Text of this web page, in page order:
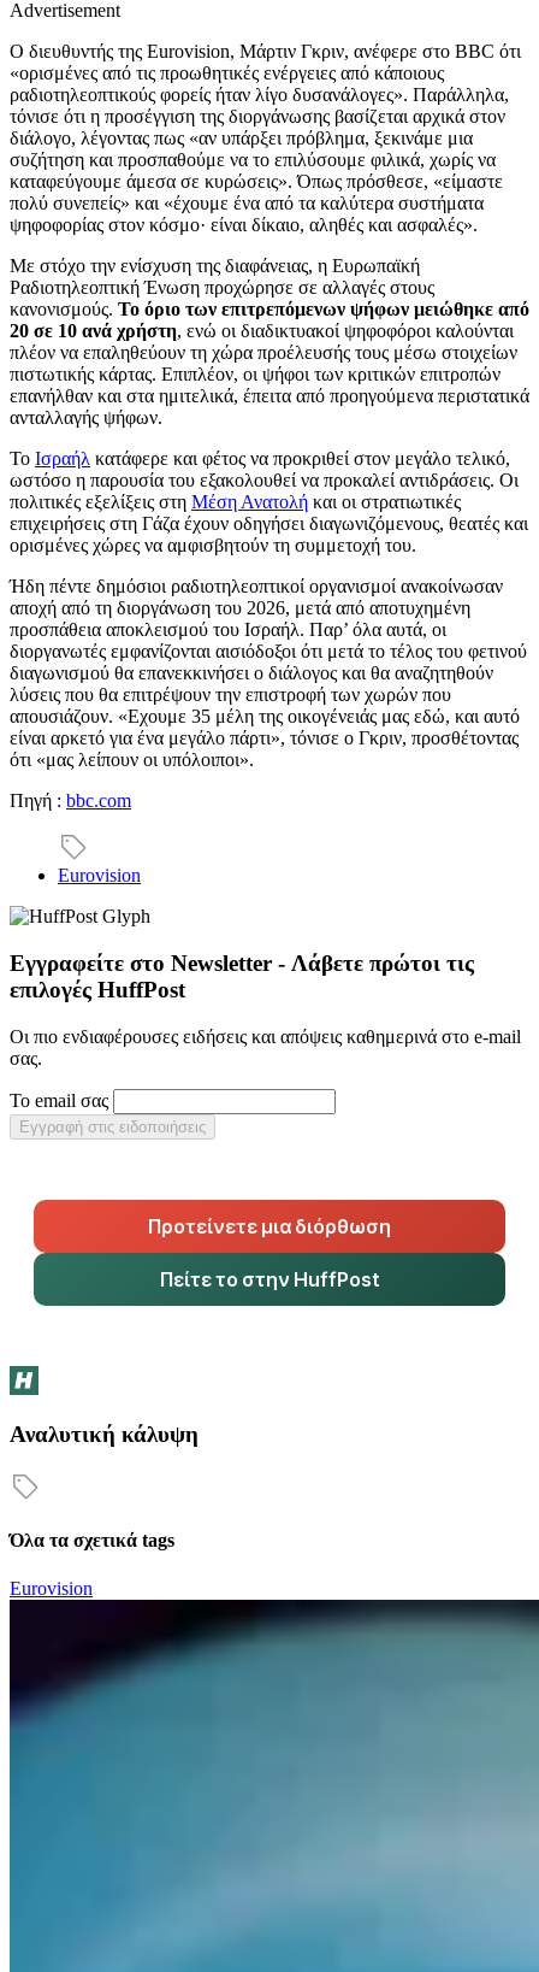
Advertisement
Ο διευθυντής της Eurovision, Μάρτιν Γκριν, ανέφερε στο BBC ότι
«ορισμένες από τις προωθητικές ενέργειες από κάποιους
ραδιοτηλεοπτικούς φορείς ήταν λίγο δυσανάλογες». Παράλληλα,
τόνισε ότι η προσέγγιση της διοργάνωσης βασίζεται αρχικά στον
διάλογο, λέγοντας πως «αν υπάρξει πρόβλημα, ξεκινάμε μια
συζήτηση και προσπαθούμε να το επιλύσουμε φιλικά, χωρίς να
καταφεύγουμε άμεσα σε κυρώσεις». Όπως πρόσθεσε, «είμαστε
πολύ συνεπείς» και «έχουμε ένα από τα καλύτερα συστήματα
ψηφοφορίας στον κόσμο· είναι δίκαιο, αληθές και ασφαλές».
Με στόχο την ενίσχυση της διαφάνειας, η Ευρωπαϊκή
Ραδιοτηλεοπτική Ένωση προχώρησε σε αλλαγές στους
κανονισμούς. Το όριο των επιτρεπόμενων ψήφων μειώθηκε από
20 σε 10 ανά χρήστη, ενώ οι διαδικτυακοί ψηφοφόροι καλούνται
πλέον να επαληθεύουν τη χώρα προέλευσής τους μέσω στοιχείων
πιστωτικής κάρτας. Επιπλέον, οι ψήφοι των κριτικών επιτροπών
επανήλθαν και στα ημιτελικά, έπειτα από προηγούμενα περιστατικά
ανταλλαγής ψήφων.
Το Ισραήλ κατάφερε και φέτος να προκριθεί στον μεγάλο τελικό,
ωστόσο η παρουσία του εξακολουθεί να προκαλεί αντιδράσεις. Οι
πολιτικές εξελίξεις στη Μέση Ανατολή και οι στρατιωτικές
επιχειρήσεις στη Γάζα έχουν οδηγήσει διαγωνιζόμενους, θεατές και
ορισμένες χώρες να αμφισβητούν τη συμμετοχή του.
Ήδη πέντε δημόσιοι ραδιοτηλεοπτικοί οργανισμοί ανακοίνωσαν
αποχή από τη διοργάνωση του 2026, μετά από αποτυχημένη
προσπάθεια αποκλεισμού του Ισραήλ. Παρ’ όλα αυτά, οι
διοργανωτές εμφανίζονται αισιόδοξοι ότι μετά το τέλος του φετινού
διαγωνισμού θα επανεκκινήσει ο διάλογος και θα αναζητηθούν
λύσεις που θα επιτρέψουν την επιστροφή των χωρών που
απουσιάζουν. «Εχουμε 35 μέλη της οικογένειάς μας εδώ, και αυτό
είναι αρκετό για ένα μεγάλο πάρτι», τόνισε ο Γκριν, προσθέτοντας
ότι «μας λείπουν οι υπόλοιποι».
Πηγή : bbc.com
Eurovision
Εγγραφείτε στο Newsletter - Λάβετε πρώτοι τις
επιλογές HuffPost
Οι πιο ενδιαφέρουσες ειδήσεις και απόψεις καθημερινά στο e-mail
σας.
Το email σας
Εγγραφή στις ειδοποιήσεις
Προτείνετε μια διόρθωση
Πείτε το στην HuffPost
Αναλυτική κάλυψη
Όλα τα σχετικά tags
Eurovision